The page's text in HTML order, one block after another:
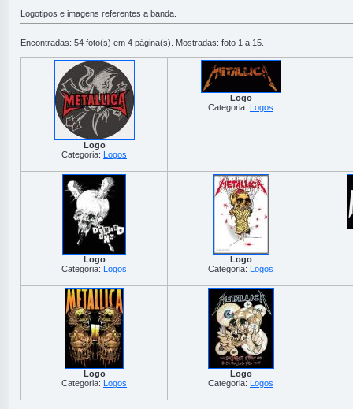
Logotipos e imagens referentes a banda.
Encontradas: 54 foto(s) em 4 página(s). Mostradas: foto 1 a 15.
Logo
Categoria: Logos
Logo
Categoria: Logos
Logo
Categoria: Logos
Logo
Categoria: Logos
Logo
Categoria: Logos
Logo
Categoria: Logos